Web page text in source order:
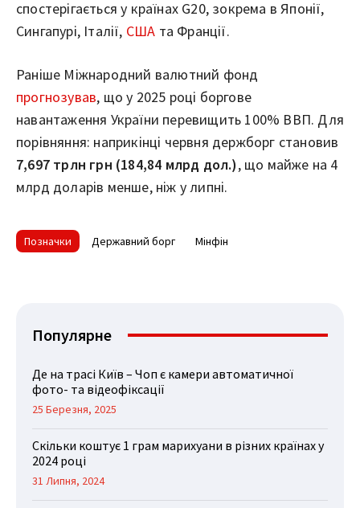
спостерігається у країнах G20, зокрема в Японії,
Сингапурі, Італії, США та Франції.
Раніше Міжнародний валютний фонд
прогнозував, що у 2025 році боргове
навантаження України перевищить 100% ВВП. Для
порівняння: наприкінці червня держборг становив
7,697 трлн грн (184,84 млрд дол.), що майже на 4
млрд доларів менше, ніж у липні.
Позначки Державний борг Мінфін
Популярне
Де на трасі Київ – Чоп є камери автоматичної
фото- та відеофіксації
25 Березня, 2025
Скільки коштує 1 грам марихуани в різних країнах у
2024 році
31 Липня, 2024